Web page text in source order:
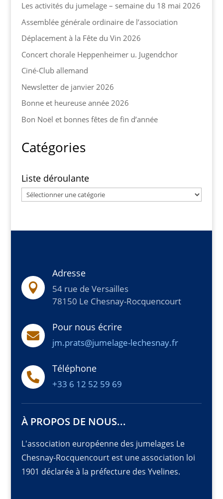
Les activités du jumelage – semaine du 18 mai 2026
Assemblée générale ordinaire de l’association
Déplacement à la Fête du Vin 2026
Concert chorale Heppenheimer u. Jugendchor
Ciné-Club allemand
Newsletter de janvier 2026
Bonne et heureuse année 2026
Bon Noël et bonnes fêtes de fin d’année
Catégories
Liste déroulante
Liste

Adresse
54 rue de Versailles
78150 Le Chesnay-Rocquencourt

Pour nous écrire
jm.prats@jumelage-lechesnay.fr

Téléphone
+33 6 12 52 59 69
À PROPOS DE NOUS...
L'association européenne des jumelages Le
Chesnay-Rocquencourt est une association loi
1901 déclarée à la préfecture des Yvelines.